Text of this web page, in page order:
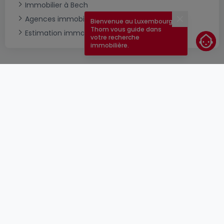
Immobilier à Bech
Agences immobilières à Bech
Estimation immobilière
Bienvenue au Luxembourg !
Thom vous guide dans
votre recherche
immobilière.